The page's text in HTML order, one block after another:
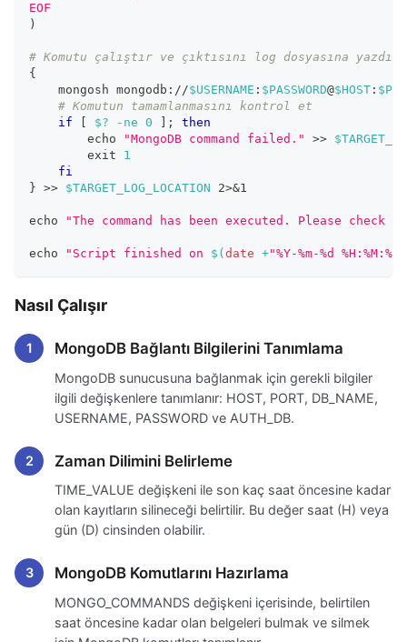
EOF
)
# Komutu çalıştır ve çıktısını log dosyasına yazdır
{
    mongosh mongodb://
$USERNAME : $PASSWORD@$HOST :
# Komutun tamamlanmasını kontrol et
if
$? -ne 0 ;
then
echo
"MongoDB command failed." >>
exit
1
fi
} >> $TARGET_LOG_LOCATION 2>&1
echo "The command has been executed. Please
echo "Script finished on $( date +"%Y-%m-%d %H:%M:%S"
Nasıl Çalışır
MongoDB Bağlantı Bilgilerini Tanımlama
MongoDB sunucusuna bağlanmak için gerekli bilgiler
ilgili değişkenlere tanımlanır: HOST, PORT, DB_NAME,
USERNAME, PASSWORD ve AUTH_DB.
Zaman Dilimini Belirleme
TIME_VALUE değişkeni ile son kaç saat öncesine kadar
olan kayıtların silineceği belirtilir. Bu değer saat (H) veya
gün (D) cinsinden olabilir.
MongoDB Komutlarını Hazırlama
MONGO_COMMANDS değişkeni içerisinde, belirtilen
saat öncesine kadar olan belgeleri bulmak ve silmek